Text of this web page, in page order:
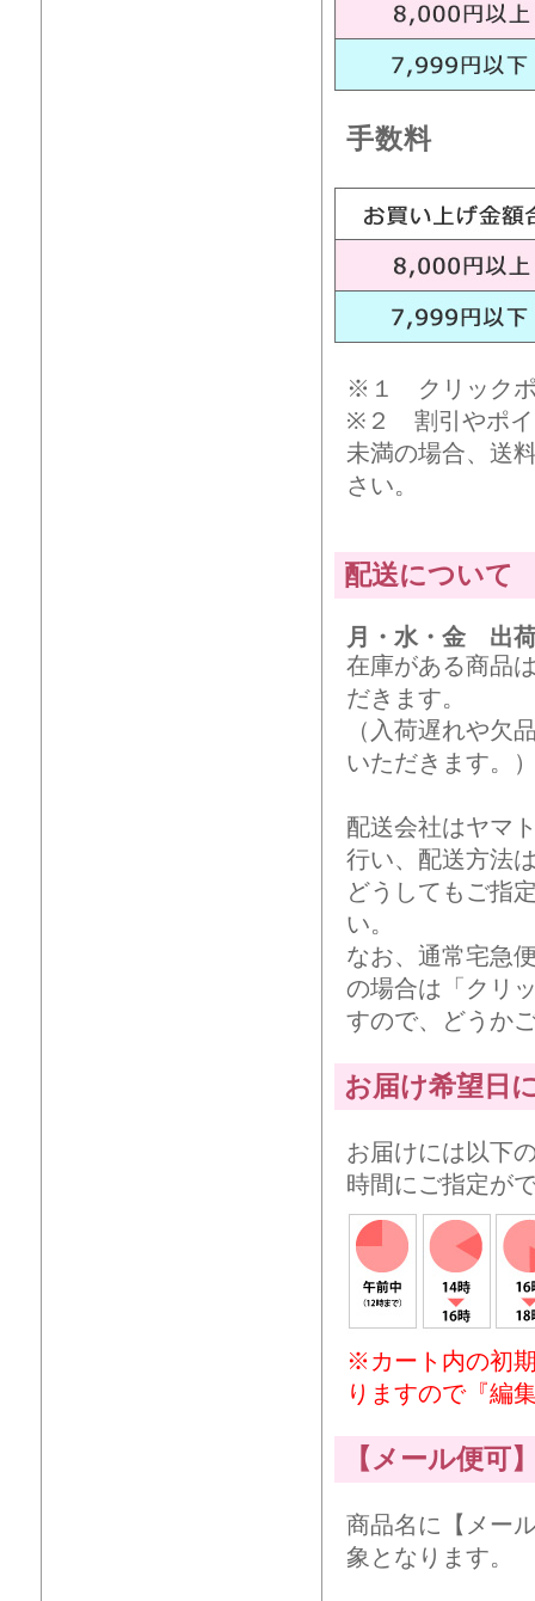
手数料
※１ クリックポ
※２ 割引やポイ
未満の場合、送
さい。
配送について
月・水・金 出
在庫がある商品
だきます。
（入荷遅れや欠
いただきます。
配送会社はヤマ
行い、配送方法
どうしてもご指
い。
なお、通常宅急
の場合は「クリ
すので、どうか
お届け希望日
お届けには以下
時間にご指定が
※カート内の初
りますので『編
【メール便可
商品名に【メー
象となります。